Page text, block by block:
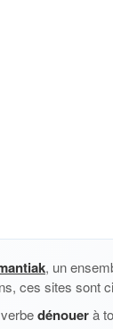
, un
ces sites sont
dénouerà